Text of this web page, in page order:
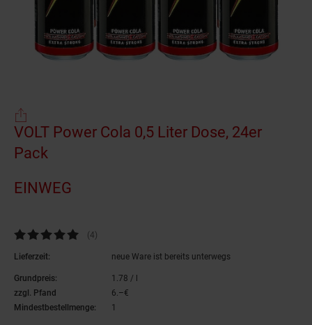
Einwegartikel
VOLT Power Cola 0,5 Liter Dose, 24er
Pack
EINWEG
Kundenbewertung: 5 von 5 Sternen
(4Kundenbewertungen
)
Lieferzeit: neue Ware ist bereits unterwegs
Grundpreis: 1.78 / l
zzgl. Pfand
6.–€
Mindestbestellmenge:
1